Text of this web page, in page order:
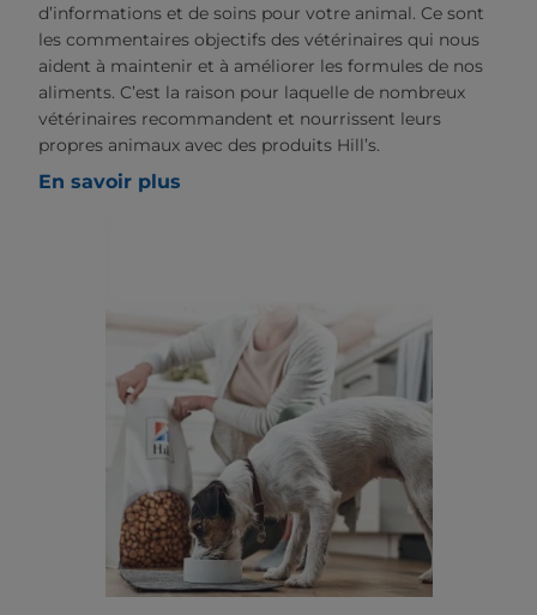
d’informations et de soins pour votre animal. Ce sont
les commentaires objectifs des vétérinaires qui nous
aident à maintenir et à améliorer les formules de nos
aliments. C’est la raison pour laquelle de nombreux
vétérinaires recommandent et nourrissent leurs
propres animaux avec des produits Hill’s.
En savoir plus